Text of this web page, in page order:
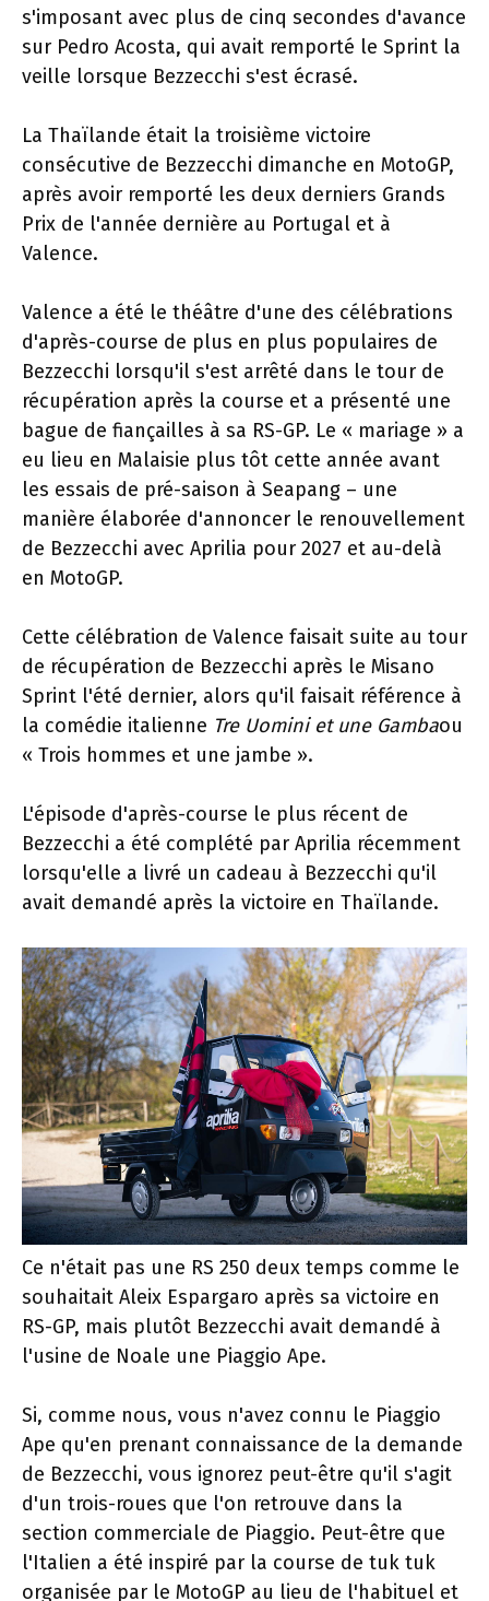
s'imposant avec plus de cinq secondes d'avance
sur Pedro Acosta, qui avait remporté le Sprint la
veille lorsque Bezzecchi s'est écrasé.
La Thaïlande était la troisième victoire
consécutive de Bezzecchi dimanche en MotoGP,
après avoir remporté les deux derniers Grands
Prix de l'année dernière au Portugal et à
Valence.
Valence a été le théâtre d'une des célébrations
d'après-course de plus en plus populaires de
Bezzecchi lorsqu'il s'est arrêté dans le tour de
récupération après la course et a présenté une
bague de fiançailles à sa RS-GP. Le « mariage » a
eu lieu en Malaisie plus tôt cette année avant
les essais de pré-saison à Seapang – une
manière élaborée d'annoncer le renouvellement
de Bezzecchi avec Aprilia pour 2027 et au-delà
en MotoGP.
Cette célébration de Valence faisait suite au tour
de récupération de Bezzecchi après le Misano
Sprint l'été dernier, alors qu'il faisait référence à
la comédie italienne Tre Uomini et une Gambaou
« Trois hommes et une jambe ».
L'épisode d'après-course le plus récent de
Bezzecchi a été complété par Aprilia récemment
lorsqu'elle a livré un cadeau à Bezzecchi qu'il
avait demandé après la victoire en Thaïlande.
Ce n'était pas une RS 250 deux temps comme le
souhaitait Aleix Espargaro après sa victoire en
RS-GP, mais plutôt Bezzecchi avait demandé à
l'usine de Noale une Piaggio Ape.
Si, comme nous, vous n'avez connu le Piaggio
Ape qu'en prenant connaissance de la demande
de Bezzecchi, vous ignorez peut-être qu'il s'agit
d'un trois-roues que l'on retrouve dans la
section commerciale de Piaggio. Peut-être que
l'Italien a été inspiré par la course de tuk tuk
organisée par le MotoGP au lieu de l'habituel et